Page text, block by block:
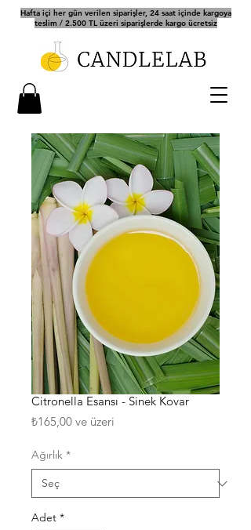
Hafta içi her gün verilen siparişler, 24 saat içinde kargoya
teslim / 2.500 TL üzeri siparişlerde kargo ücretsiz
Citronella Esansı - Sinek Kovar
₺165,00 ve üzeri
Ağırlık *
Adet *